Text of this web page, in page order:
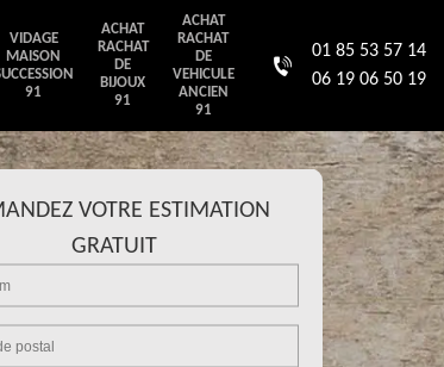
VIDAGE
MAISON
91
ACHAT
RACHAT
DE
BIJOUX
91
ACHAT
RACHAT
DE
VEHICULE
ANCIEN
91
01 85 53 57 14
06 19 06 50 19
VOTRE ESTIMATION
GRATUIT